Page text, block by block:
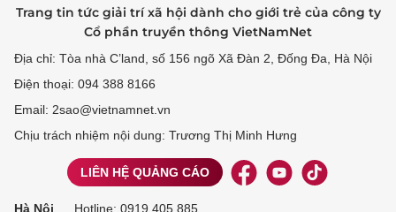
Trang tin tức giải trí xã hội dành cho giới trẻ của công ty
Cổ phần truyền thông VietNamNet
Địa chỉ: Tòa nhà C’land, số 156 ngõ Xã Đàn 2, Đống Đa, Hà Nội
Điện thoại: 094 388 8166
Email: 2sao@vietnamnet.vn
Chịu trách nhiệm nội dung: Trương Thị Minh Hưng
LIÊN HỆ QUẢNG CÁO
Hà Nội Hotline: 0919 405 885